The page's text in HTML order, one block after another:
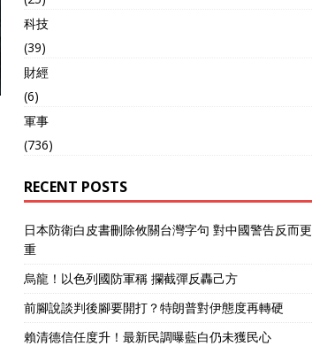
科技
(39)
財經
(6)
軍事
(736)
RECENT POSTS
日本防衛白皮書刪除攸關台灣字句 對中國警告反而更
重
烏龍！以色列國防軍稱 攔截彈反轟己方
前腳說談判後腳要開打？特朗普對伊態度再轉硬
賴清德信任度升！最新民調曝藍白仍未獲民心